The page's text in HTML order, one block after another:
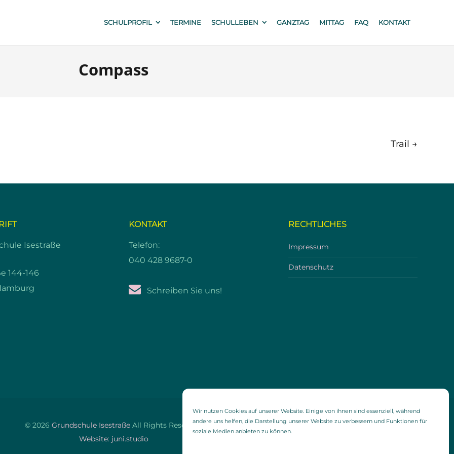
Wir nutzen Cookies auf unserer Website. Einige von ihnen sind essenziell, während
andere uns helfen, die Darstellung unserer Website zu verbessern und Funktionen für
soziale Medien anbieten zu können.
SCHULPROFIL TERMINE SCHULLEBEN GANZTAG MITTAG FAQ KONTAKT
Compass
Trail →
Isestraße
144-146
KONTAKT
Telefon:
040 428 9687-0
Schreiben Sie uns!
RECHTLICHES
Impressum
Datenschutz
© 2026 Grundschule IsestraßeAll Rights Reserved.
Website: juni.studio